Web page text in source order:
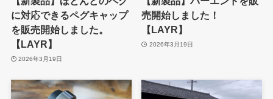
に対応できるペグキャップ
を販売開始しました。
【LAYR】
2026年3月19日
売開始しました！
【LAYR】
2026年3月19日